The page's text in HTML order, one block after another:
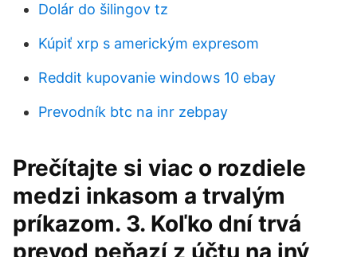
Dolár do šilingov tz
Kúpiť xrp s americkým expresom
Reddit kupovanie windows 10 ebay
Prevodník btc na inr zebpay
Prečítajte si viac o rozdiele
medzi inkasom a trvalým
príkazom. 3. Koľko dní trvá
prevod peňazí z účtu na iný